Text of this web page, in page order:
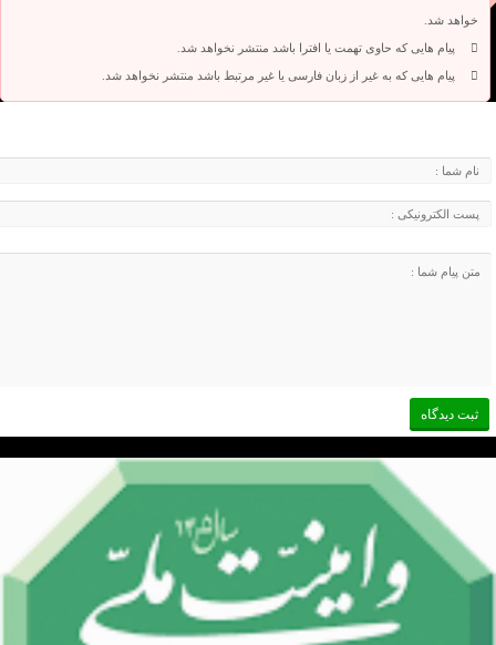
خواهد شد.
پیام هایی که حاوی تهمت یا افترا باشد منتشر نخواهد شد.
پیام هایی که به غیر از زبان فارسی یا غیر مرتبط باشد منتشر نخواهد شد.